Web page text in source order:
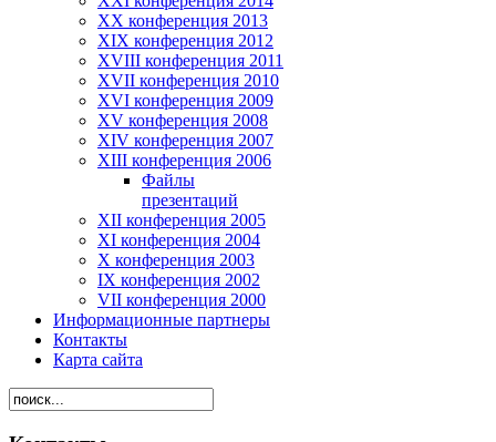
XX конференция 2013
XIX конференция 2012
XVIII конференция 2011
XVII конференция 2010
XVI конференция 2009
XV конференция 2008
XIV конференция 2007
XIII конференция 2006
Файлы
презентаций
XII конференция 2005
XI конференция 2004
X конференция 2003
IX конференция 2002
VII конференция 2000
Информационные партнеры
Контакты
Карта сайта